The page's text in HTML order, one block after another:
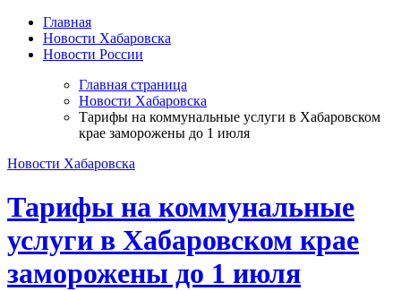
Главная
Новости Хабаровска
Новости России
Главная страница
Новости Хабаровска
Тарифы на коммунальные услуги в Хабаровском
крае заморожены до 1 июля
Новости Хабаровска
Тарифы на коммунальные
услуги в Хабаровском крае
заморожены до 1 июля